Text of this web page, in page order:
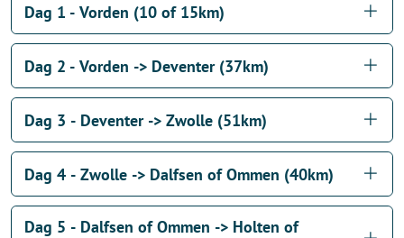
Dag 1 - Vorden (10 of 15km)
Dag 2 - Vorden -> Deventer (37km)
Dag 3 - Deventer -> Zwolle (51km)
Dag 4 - Zwolle -> Dalfsen of Ommen (40km)
Dag 5 - Dalfsen of Ommen -> Holten of